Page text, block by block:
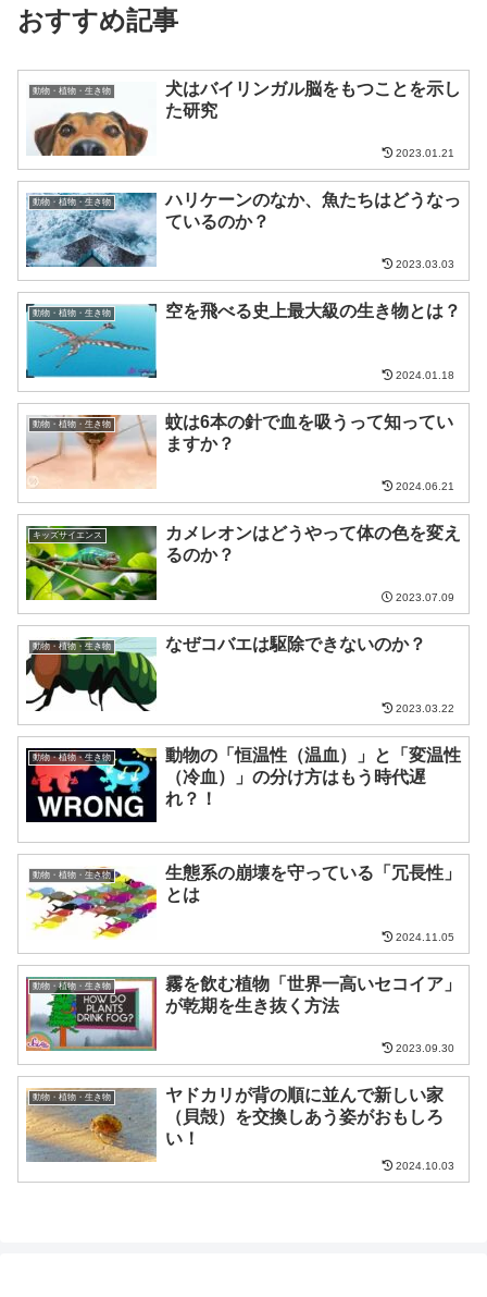
おすすめ記事
動物・植物・生き物
犬はバイリンガル脳をもつことを示し
た研究
2023.01.21
動物・植物・生き物
ハリケーンのなか、魚たちはどうなっ
ているのか？
2023.03.03
動物・植物・生き物 空を飛べる史上最大級の生き物とは？
2024.01.18
動物・植物・生き物
蚊は6本の針で血を吸うって知ってい
ますか？
2024.06.21
キッズサイエンス
カメレオンはどうやって体の色を変え
るのか？
2023.07.09
動物・植物・生き物 なぜコバエは駆除できないのか？
2023.03.22
動物・植物・生き物
動物の「恒温性（温血）」と「変温性
（冷血）」の分け方はもう時代遅
れ？！
動物・植物・生き物
生態系の崩壊を守っている「冗長性」
とは
2024.11.05
動物・植物・生き物
霧を飲む植物「世界一高いセコイア」
が乾期を生き抜く方法
2023.09.30
動物・植物・生き物
ヤドカリが背の順に並んで新しい家
（貝殻）を交換しあう姿がおもしろ
い！
2024.10.03